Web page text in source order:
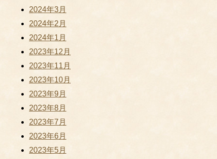
2024年3月
2024年2月
2024年1月
2023年12月
2023年11月
2023年10月
2023年9月
2023年8月
2023年7月
2023年6月
2023年5月